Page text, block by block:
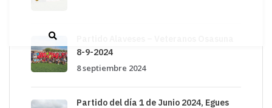
8-9-2024
8 septiembre 2024
Partido del día 1 de Junio 2024, Egues